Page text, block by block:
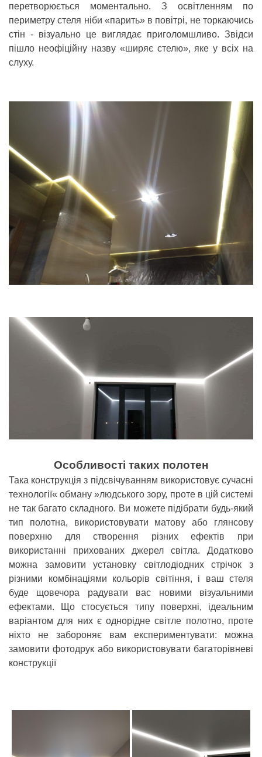
перетворюється моментально. З освітленням по
периметру стеля ніби «парить» в повітрі, не торкаючись
стін - візуально це виглядає приголомшливо. Звідси
пішло неофіційну назву «ширяє стелю», яке у всіх на
слуху.
Особливості таких полотен
Така конструкція з підсвічуванням використовує сучасні
технології« обману »людського зору, проте в цій системі
не так багато складного. Ви можете підібрати будь-який
тип полотна, використовувати матову або глянсову
поверхню для створення різних ефектів при
використанні прихованих джерел світла. Додатково
можна замовити установку світлодіодних стрічок з
різними комбінаціями кольорів світіння, і ваш стеля
буде щовечора радувати вас новими візуальними
ефектами. Що стосується типу поверхні, ідеальним
варіантом для них є однорідне світле полотно, проте
ніхто не забороняє вам експериментувати: можна
замовити фотодрук або використовувати багаторівневі
конструкції